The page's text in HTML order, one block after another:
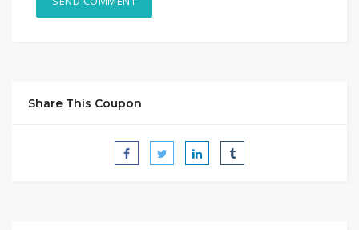
Share This Coupon